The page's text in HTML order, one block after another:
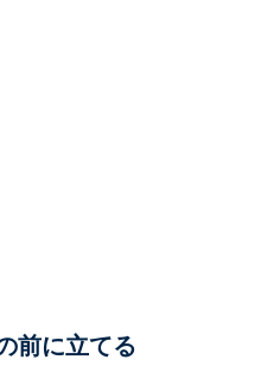
前に立てる